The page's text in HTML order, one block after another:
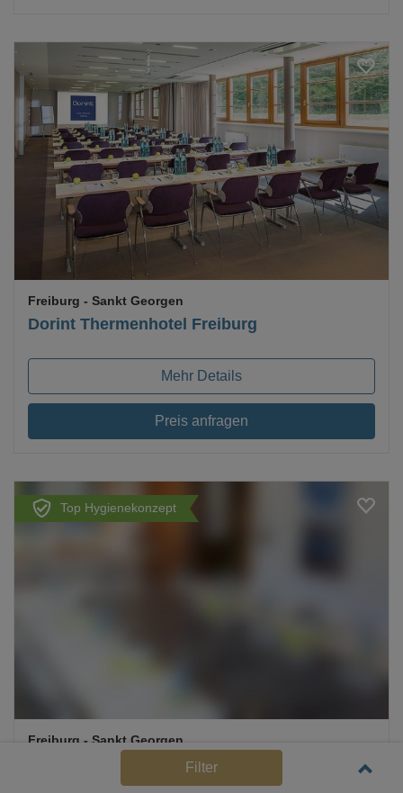
Loading...
Dorint Thermenhotel Freiburg
Freiburg - Sankt Georgen
Mehr Details
Preis anfragen
Top Hygienekonzept
Green City Hotel Vauban
Freiburg - Sankt Georgen
Filter